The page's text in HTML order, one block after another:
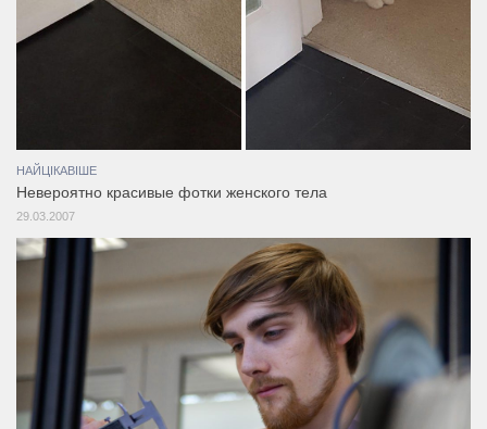
НАЙЦІКАВІШЕ
Невероятно красивые фотки женского тела
29.03.2007